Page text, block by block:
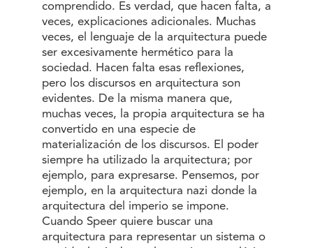
comprendido. Es verdad, que hacen falta, a
veces, explicaciones adicionales. Muchas
veces, el lenguaje de la arquitectura puede
ser excesivamente hermético para la
sociedad. Hacen falta esas reflexiones,
pero los discursos en arquitectura son
evidentes. De la misma manera que,
muchas veces, la propia arquitectura se ha
convertido en una especie de
materialización de los discursos. El poder
siempre ha utilizado la arquitectura; por
ejemplo, para expresarse. Pensemos, por
ejemplo, en la arquitectura nazi donde la
arquitectura del imperio se impone.
Cuando Speer quiere buscar una
arquitectura para representar un sistema o